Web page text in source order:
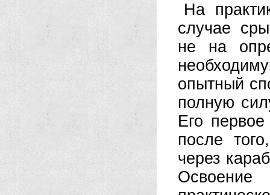
На
случае
не на
опытный
полную
Его
после
через